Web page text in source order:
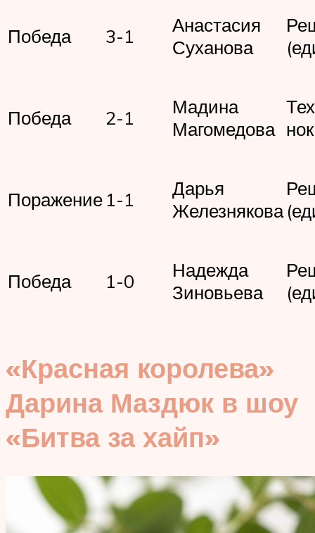
Победа 3-1
Анастасия
Суханова
Победа 2-1
Мадина
Магомедова
Поражение 1-1
Дарья
Железнякова
Победа 1-0
Надежда
Зиновьева
«Красная королева»
Дарина Маздюк в шоу
«Битва за хайп»